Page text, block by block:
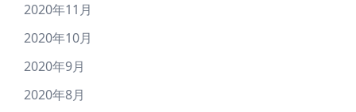
2020年11月
2020年10月
2020年9月
2020年8月